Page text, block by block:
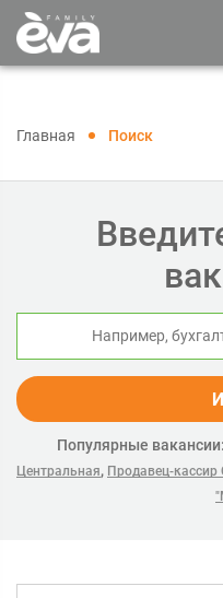
Главная Поиск
Популярные вакансии:
Центральная, Продавец-кассир